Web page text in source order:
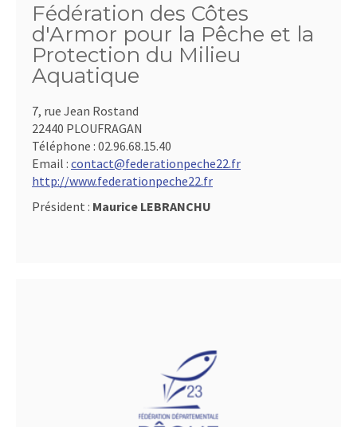
Fédération des Côtes
d'Armor pour la Pêche et la
Protection du Milieu
Aquatique
7, rue Jean Rostand
22440 PLOUFRAGAN
Téléphone : 02.96.68.15.40
Email : contact@federationpeche22.fr
http://www.federationpeche22.fr
Président : Maurice LEBRANCHU